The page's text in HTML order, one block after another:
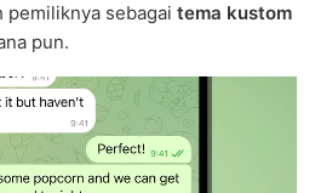
sebagai tema kustom
pun.